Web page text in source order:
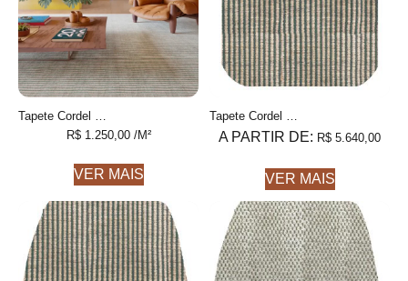
R$1.250,00/M²
VER MAIS
A PARTIR DE: R$ 5.640,00
VER MAIS